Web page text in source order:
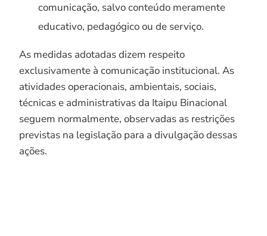
comunicação, salvo conteúdo meramente
educativo, pedagógico ou de serviço.
As medidas adotadas dizem respeito
exclusivamente à comunicação institucional. As
atividades operacionais, ambientais, sociais,
técnicas e administrativas da Itaipu Binacional
seguem normalmente, observadas as restrições
previstas na legislação para a divulgação dessas
ações.